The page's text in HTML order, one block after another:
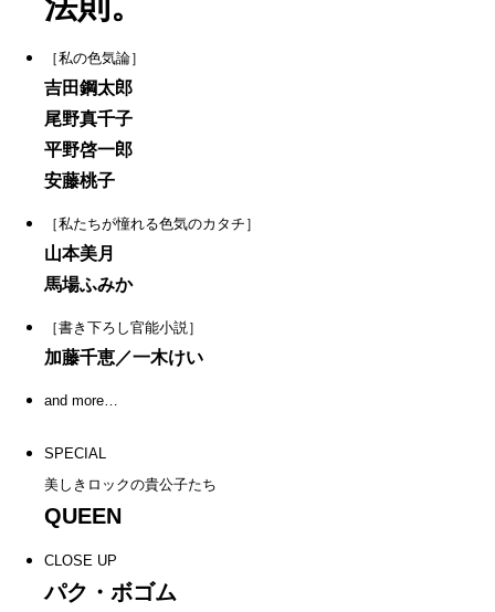
［私の色気論］
吉田鋼太郎
尾野真千子
平野啓一郎
安藤桃子
［私たちが憧れる色気のカタチ］
山本美月
馬場ふみか
［書き下ろし官能小説］
加藤千恵／一木けい
and more…
SPECIAL
美しきロックの貴公子たち
QUEEN
CLOSE UP
パク・ボゴム